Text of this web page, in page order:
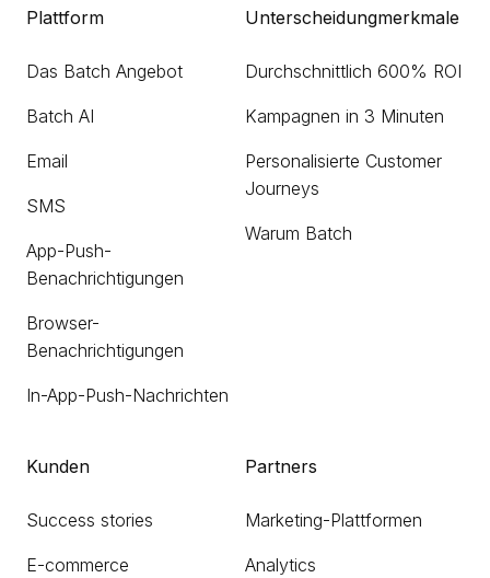
Plattform
Das Batch Angebot
Batch AI
Email
SMS
App-Push-
Benachrichtigungen
Browser-
Benachrichtigungen
In-App-Push-Nachrichten
Unterscheidungmerkmale
Durchschnittlich 600% ROI
Kampagnen in 3 Minuten
Personalisierte Customer
Journeys
Warum Batch
Kunden
Success stories
E-commerce
Partners
Marketing-Plattformen
Analytics